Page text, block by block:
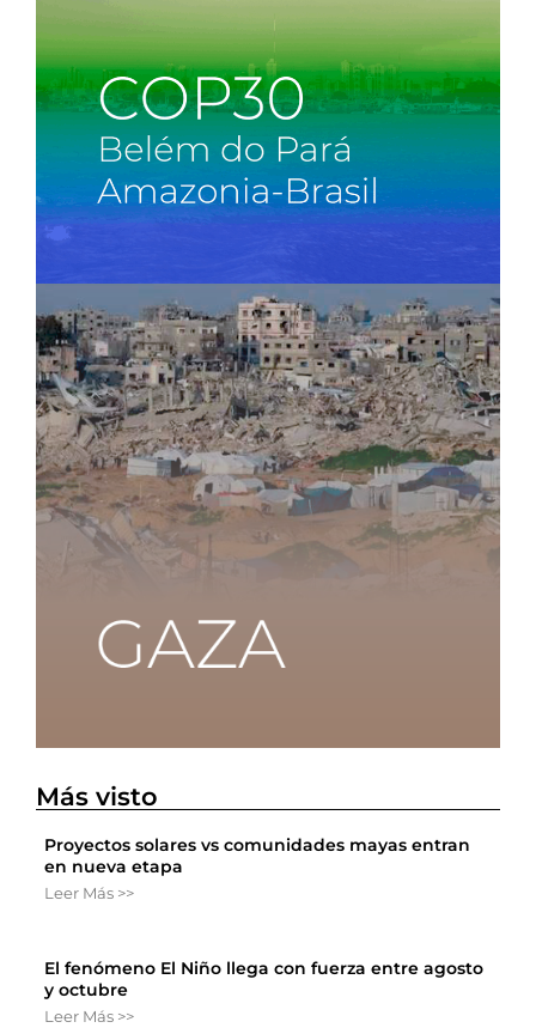
Más visto
Proyectos solares vs comunidades mayas entran
en nueva etapa
Leer Más >>
El fenómeno El Niño llega con fuerza entre agosto
y octubre
Leer Más >>